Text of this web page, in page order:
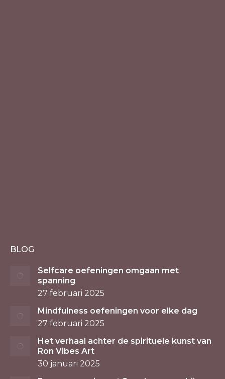
BLOG
Selfcare oefeningen omgaan met
spanning
27 februari 2025
Mindfulness oefeningen voor elke dag
27 februari 2025
Het verhaal achter de spirituele kunst van
Ron Vibes Art
30 januari 2025